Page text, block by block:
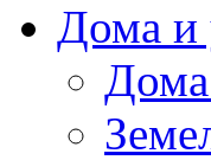
Дома и